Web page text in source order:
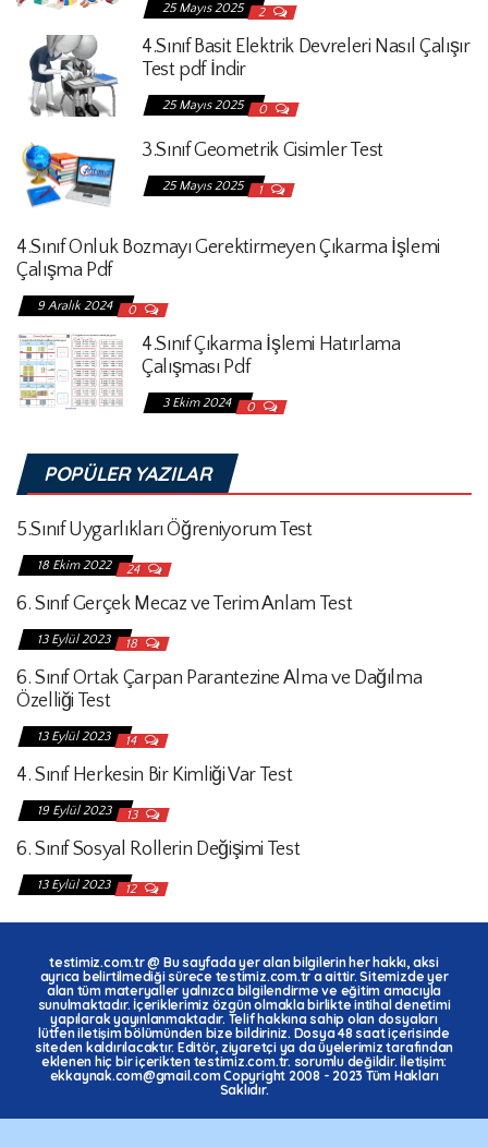
25 Mayıs 2025 2
4.Sınıf Basit Elektrik Devreleri Nasıl Çalışır
Test pdf İndir
25 Mayıs 2025 0
3.Sınıf Geometrik Cisimler Test
25 Mayıs 2025 1
4.Sınıf Onluk Bozmayı Gerektirmeyen Çıkarma İşlemi
Çalışma Pdf
9 Aralık 2024 0
4.Sınıf Çıkarma İşlemi Hatırlama
Çalışması Pdf
3 Ekim 2024 0
POPÜLER YAZILAR
5.Sınıf Uygarlıkları Öğreniyorum Test
18 Ekim 2022 24
6. Sınıf Gerçek Mecaz ve Terim Anlam Test
13 Eylül 2023 18
6. Sınıf Ortak Çarpan Parantezine Alma ve Dağılma
Özelliği Test
13 Eylül 2023 14
4. Sınıf Herkesin Bir Kimliği Var Test
19 Eylül 2023 13
6. Sınıf Sosyal Rollerin Değişimi Test
13 Eylül 2023 12
testimiz.com.tr@ Bu sayfada yer alan bilgilerin her hakkı, aksi
ayrıca belirtilmediği sürece testimiz.com.tr a aittir. Sitemizde yer
alan tüm materyaller yalnızca bilgilendirme ve eğitim amacıyla
sunulmaktadır. İçeriklerimiz özgün olmakla birlikte intihal denetimi
yapılarak yayınlanmaktadır. Telif hakkına sahip olan dosyaları
lütfen iletişim bölümünden bize bildiriniz. Dosya 48 saat içerisinde
siteden kaldırılacaktır. Editör, ziyaretçi ya da üyelerimiz tarafından
eklenen hiç bir içerikten testimiz.com.tr. sorumlu değildir. İletişim:
ekkaynak.com@gmail.com Copyright 2008 - 2023 Tüm Hakları
Saklıdır.